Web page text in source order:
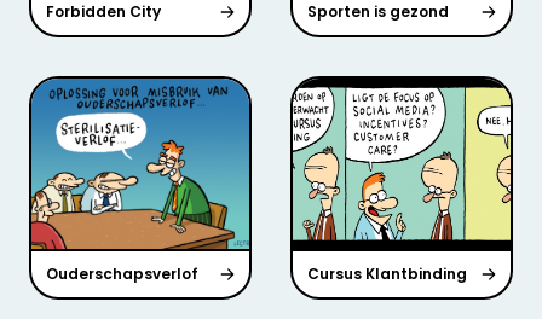
Forbidden City Sporten is gezond
Ouderschapsverlof Cursus Klantbinding